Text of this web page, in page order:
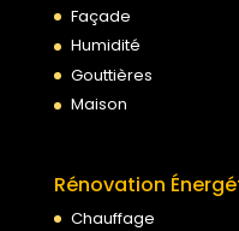
Façade
Humidité
Gouttières
Maison
Rénovation
Chauffage